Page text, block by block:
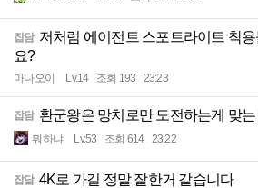
잡담 저처럼 에이전트 스포트라이트 착
요?
마나오이 Lv.14 조회 193 23:23
잡담 환군왕은 망치로만 도전하는게 맞는
뭐하냐 Lv.53 조회 614 23:22
잡담 4K로 가길 정말 잘한거 같습니다